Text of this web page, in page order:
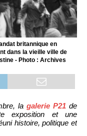
britannique en
dans la vieille ville de
- Photo : Archives
la galerie P21 de
exposition et une
histoire, politique et